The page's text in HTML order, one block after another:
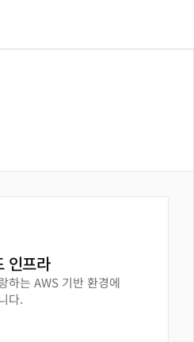
인프라
하는 AWS 기반 환경에
다.